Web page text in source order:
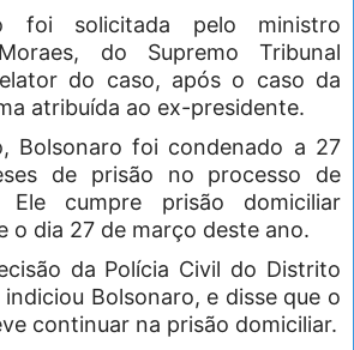
foi solicitada pelo ministro
do Supremo Tribunal
do caso, após o caso da
atribuída ao ex-presidente.
Bolsonaro foi condenado a 27
de prisão no processo de
Ele cumpre prisão domiciliar
o dia 27 de março deste ano.
da Polícia Civil do Distrito
Bolsonaro, e disse que o
continuar na prisão domiciliar.